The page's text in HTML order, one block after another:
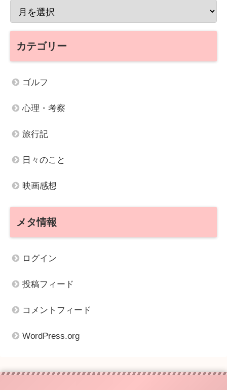
カテゴリー
ゴルフ
心理・考察
旅行記
日々のこと
映画感想
メタ情報
ログイン
投稿フィード
コメントフィード
WordPress.org